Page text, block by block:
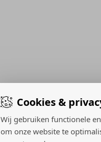
Cookies &
Wij gebruiken functionele
om onze website te